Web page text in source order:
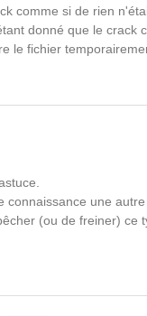
comme si de rien
donné que le crack
le fichier
connaissance une
(ou de freiner) ce